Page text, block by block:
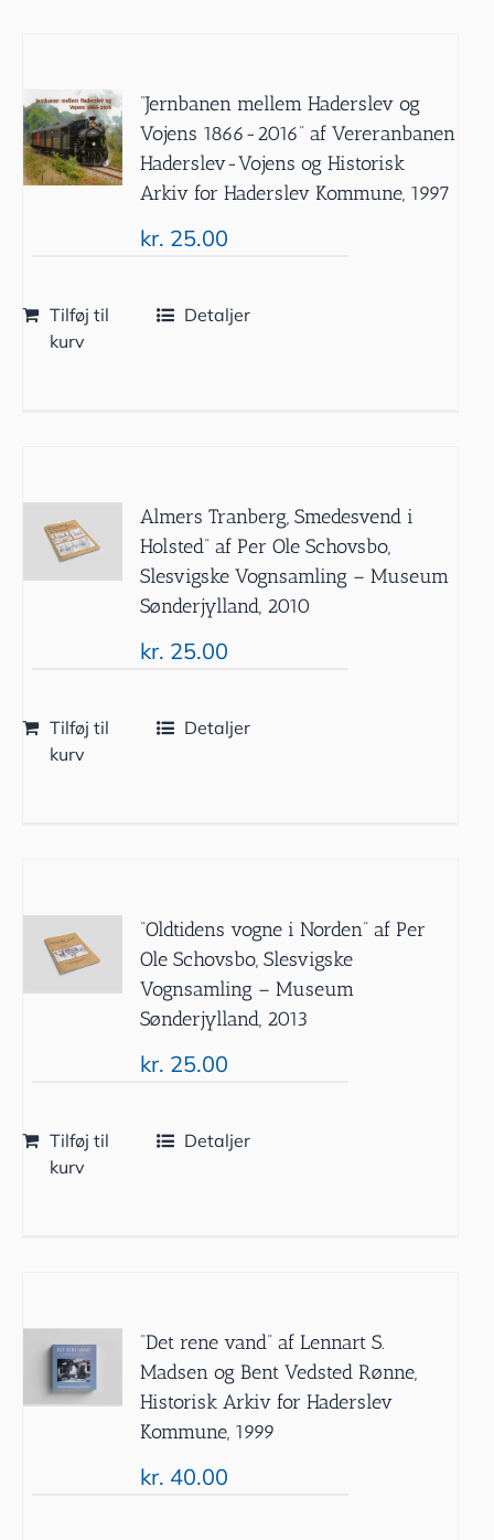
”Jernbanen mellem Haderslev og
Vojens 1866-2016” af Vereranbanen
Haderslev-Vojens og Historisk
Arkiv for Haderslev Kommune, 1997
kr. 25.00
Tilføj til
kurv
Detaljer
Almers Tranberg, Smedesvend i
Holsted” af Per Ole Schovsbo,
Slesvigske Vognsamling – Museum
Sønderjylland, 2010
kr. 25.00
Tilføj til
kurv
Detaljer
”Oldtidens vogne i Norden” af Per
Ole Schovsbo, Slesvigske
Vognsamling – Museum
Sønderjylland, 2013
kr. 25.00
Tilføj til
kurv
Detaljer
”Det rene vand” af Lennart S.
Madsen og Bent Vedsted Rønne,
Historisk Arkiv for Haderslev
Kommune, 1999
kr. 40.00